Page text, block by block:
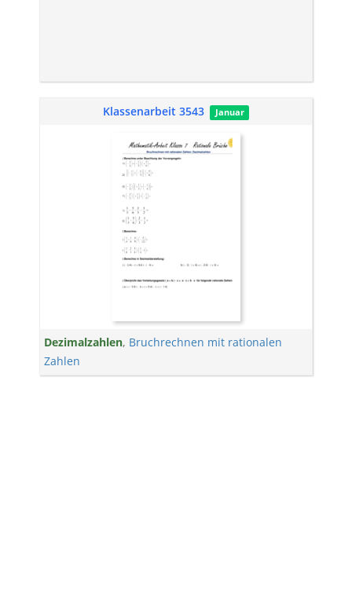
Klassenarbeit 3543 Januar
Dezimalzahlen, Bruchrechnen mit rationalen
Zahlen